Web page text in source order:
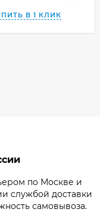
В 1 КЛИК
по Москве и
службой доставки
самовывоза.